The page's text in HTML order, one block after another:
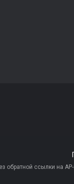
обратной ссылки на